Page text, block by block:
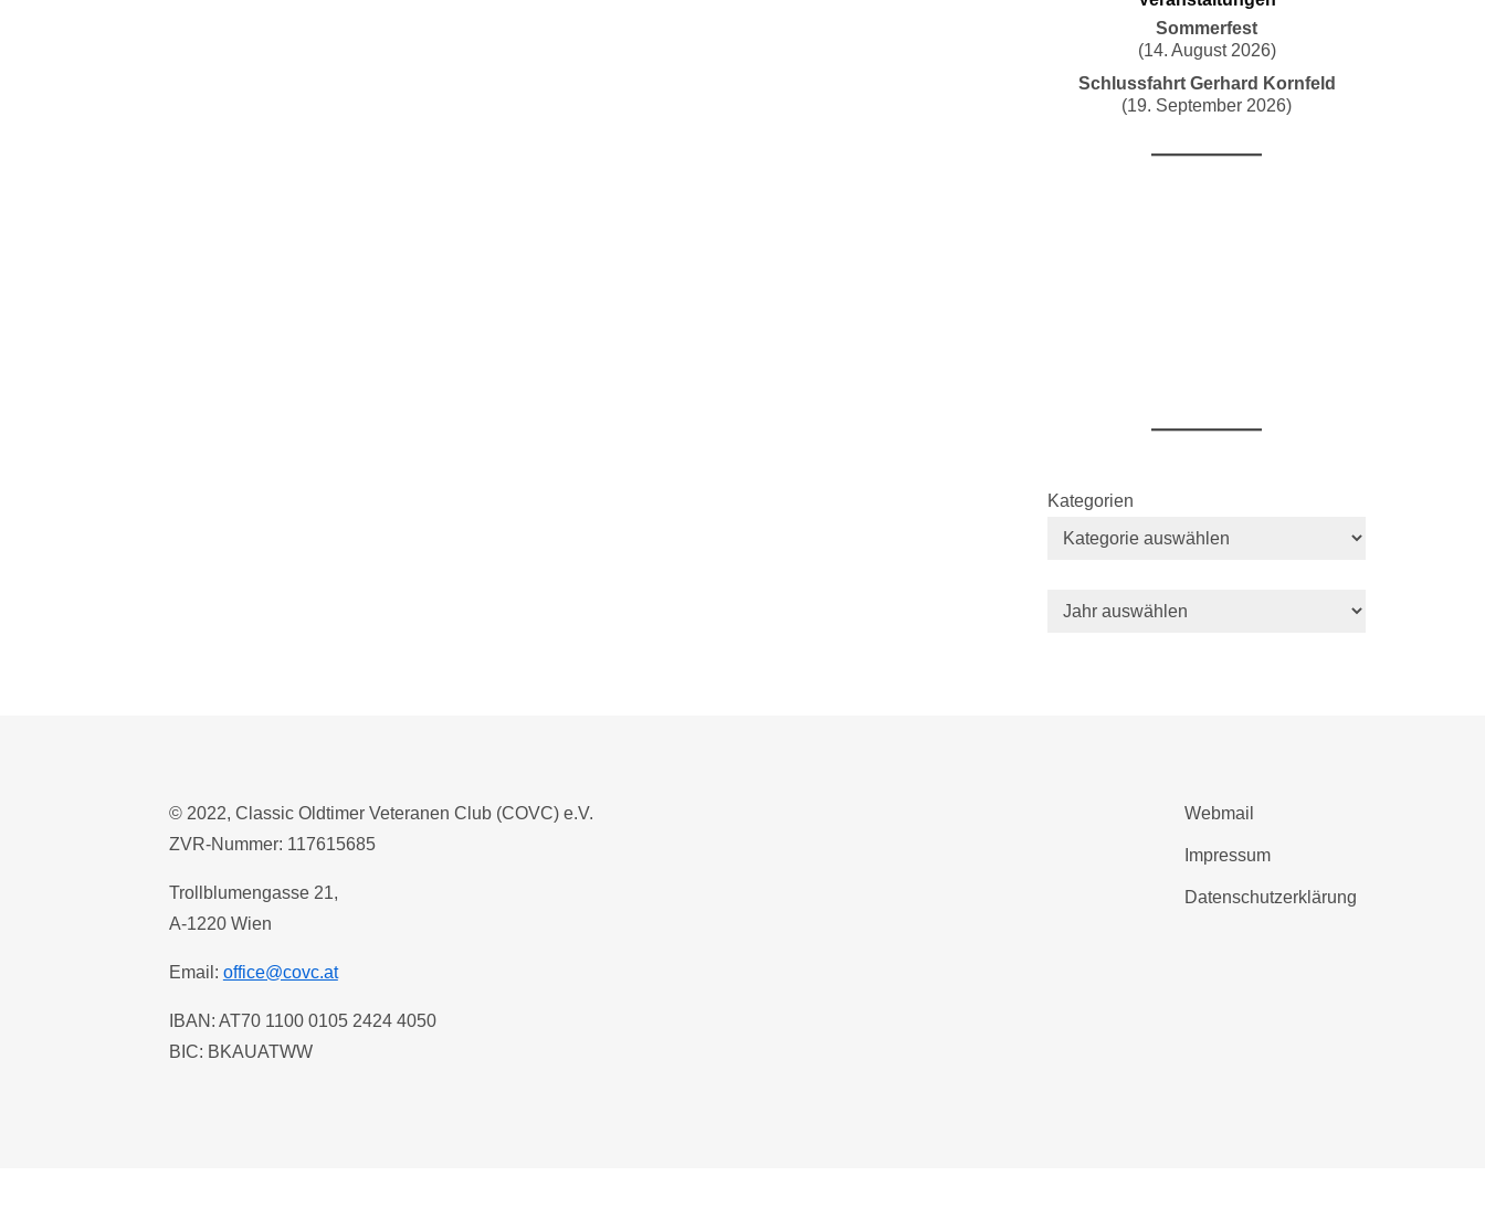
Sommerfest
(14. August 2026)
Schlussfahrt Gerhard Kornfeld
(19. September 2026)
Kategorien
© 2022, Classic Oldtimer Veteranen Club (COVC) e.V.
ZVR-Nummer: 117615685
Trollblumengasse 21,
A-1220 Wien
Email: office@covc.at
IBAN: AT70 1100 0105 2424 4050
BIC: BKAUATWW
Webmail
Impressum
Datenschutzerklärung